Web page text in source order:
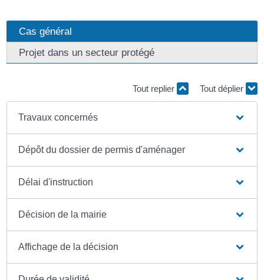
Cas général
Projet dans un secteur protégé
Tout replier Tout déplier
Travaux concernés
Dépôt du dossier de permis d'aménager
Délai d'instruction
Décision de la mairie
Affichage de la décision